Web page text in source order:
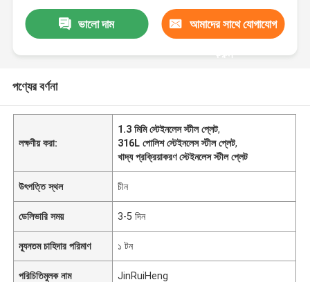
ভালো দাম আমাদের সাথে যোগাযোগ
করুন
পণ্যের বর্ণনা
লক্ষণীয় করা:
1.3 মিমি স্টেইনলেস স্টীল প্লেট,
316L পোলিশ স্টেইনলেস স্টীল প্লেট,
খাদ্য প্রক্রিয়াকরণ স্টেইনলেস স্টীল প্লেট
উৎপত্তি স্থল চীন
ডেলিভারি সময় 3-5 দিন
ন্যূনতম চাহিদার পরিমাণ ১ টন
পরিচিতিমুলক নাম JinRuiHeng